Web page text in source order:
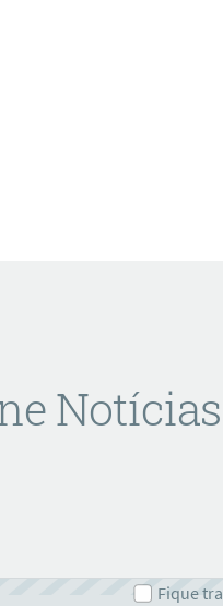
Notícias
Fique